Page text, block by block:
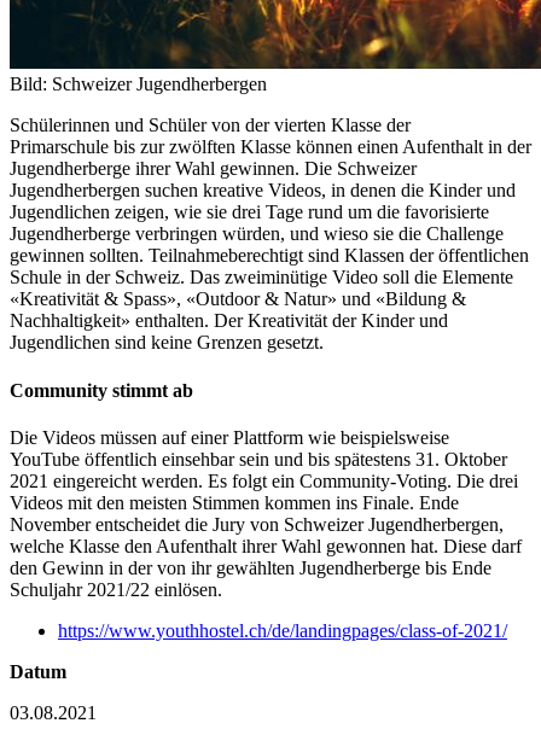
Bild: Schweizer Jugendherbergen
Schülerinnen und Schüler von der vierten Klasse der
Primarschule bis zur zwölften Klasse können einen Aufenthalt in der
Jugendherberge ihrer Wahl gewinnen. Die Schweizer
Jugendherbergen suchen kreative Videos, in denen die Kinder und
Jugendlichen zeigen, wie sie drei Tage rund um die favorisierte
Jugendherberge verbringen würden, und wieso sie die Challenge
gewinnen sollten. Teilnahmeberechtigt sind Klassen der öffentlichen
Schule in der Schweiz. Das zweiminütige Video soll die Elemente
«Kreativität & Spass», «Outdoor & Natur» und «Bildung &
Nachhaltigkeit» enthalten. Der Kreativität der Kinder und
Jugendlichen sind keine Grenzen gesetzt.
Community stimmt ab
Die Videos müssen auf einer Plattform wie beispielsweise
YouTube öffentlich einsehbar sein und bis spätestens 31. Oktober
2021 eingereicht werden. Es folgt ein Community-Voting. Die drei
Videos mit den meisten Stimmen kommen ins Finale. Ende
November entscheidet die Jury von Schweizer Jugendherbergen,
welche Klasse den Aufenthalt ihrer Wahl gewonnen hat. Diese darf
den Gewinn in der von ihr gewählten Jugendherberge bis Ende
Schuljahr 2021/22 einlösen.
https://www.youthhostel.ch/de/landingpages/class-of-2021/
Datum
03.08.2021